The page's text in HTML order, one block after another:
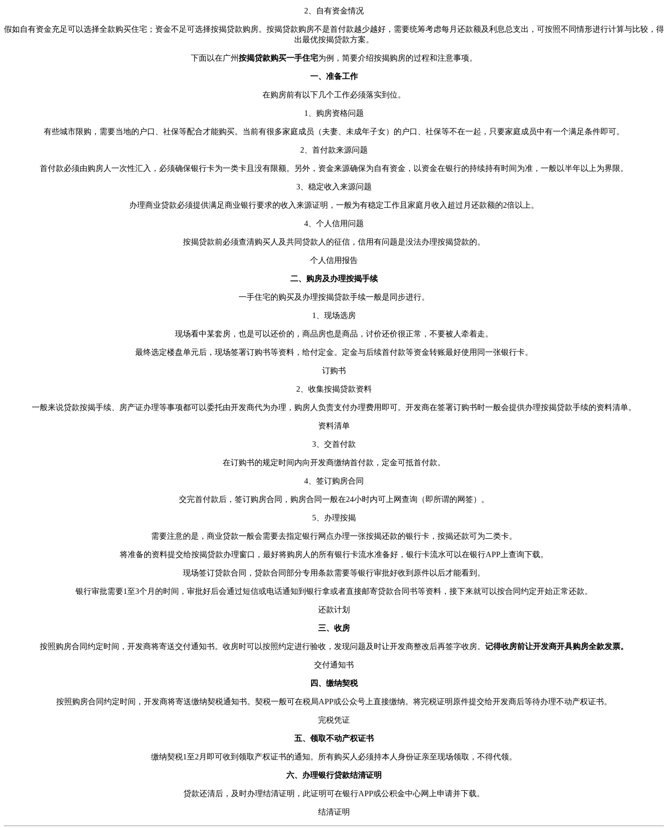
2、自有资金情况
假如自有资金充足可以选择全款购买住宅；资金不足可选择按揭贷款购房。按揭贷款购房不是首付款越少越好，需要统筹考虑每月还款额及利息总支出，可按照不同情形进行计算与比较，得
出最优按揭贷款方案。
下面以在广州按揭贷款购买一手住宅为例，简要介绍按揭购房的过程和注意事项。
一、准备工作
在购房前有以下几个工作必须落实到位。
1、购房资格问题
有些城市限购，需要当地的户口、社保等配合才能购买。当前有很多家庭成员（夫妻、未成年子女）的户口、社保等不在一起，只要家庭成员中有一个满足条件即可。
2、首付款来源问题
首付款必须由购房人一次性汇入，必须确保银行卡为一类卡且没有限额。另外，资金来源确保为自有资金，以资金在银行的持续持有时间为准，一般以半年以上为界限。
3、稳定收入来源问题
办理商业贷款必须提供满足商业银行要求的收入来源证明，一般为有稳定工作且家庭月收入超过月还款额的2倍以上。
4、个人信用问题
按揭贷款前必须查清购买人及共同贷款人的征信，信用有问题是没法办理按揭贷款的。
个人信用报告
二、购房及办理按揭手续
一手住宅的购买及办理按揭贷款手续一般是同步进行。
1、现场选房
现场看中某套房，也是可以还价的，商品房也是商品，讨价还价很正常，不要被人牵着走。
最终选定楼盘单元后，现场签署订购书等资料，给付定金。定金与后续首付款等资金转账最好使用同一张银行卡。
订购书
2、收集按揭贷款资料
一般来说贷款按揭手续、房产证办理等事项都可以委托由开发商代为办理，购房人负责支付办理费用即可。开发商在签署订购书时一般会提供办理按揭贷款手续的资料清单。
资料清单
3、交首付款
在订购书的规定时间内向开发商缴纳首付款，定金可抵首付款。
4、签订购房合同
交完首付款后，签订购房合同，购房合同一般在24小时内可上网查询（即所谓的网签）。
5、办理按揭
需要注意的是，商业贷款一般会需要去指定银行网点办理一张按揭还款的银行卡，按揭还款可为二类卡。
将准备的资料提交给按揭贷款办理窗口，最好将购房人的所有银行卡流水准备好，银行卡流水可以在银行APP上查询下载。
现场签订贷款合同，贷款合同部分专用条款需要等银行审批好收到原件以后才能看到。
银行审批需要1至3个月的时间，审批好后会通过短信或电话通知到银行拿或者直接邮寄贷款合同书等资料，接下来就可以按合同约定开始正常还款。
还款计划
三、收房
按照购房合同约定时间，开发商将寄送交付通知书。收房时可以按照约定进行验收，发现问题及时让开发商整改后再签字收房。 记得收房前让开发商开具购房全款发票。
交付通知书
四、缴纳契税
按照购房合同约定时间，开发商将寄送缴纳契税通知书。契税一般可在税局APP或公众号上直接缴纳。将完税证明原件提交给开发商后等待办理不动产权证书。
完税凭证
五、领取不动产权证书
缴纳契税1至2月即可收到领取产权证书的通知。所有购买人必须持本人身份证亲至现场领取，不得代领。
六、办理银行贷款结清证明
贷款还清后，及时办理结清证明，此证明可在银行APP或公积金中心网上申请并下载。
结清证明